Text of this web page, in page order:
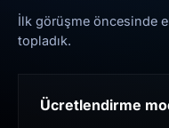
İlk görüşme öncesinde
topladık.
Ücretlendirme